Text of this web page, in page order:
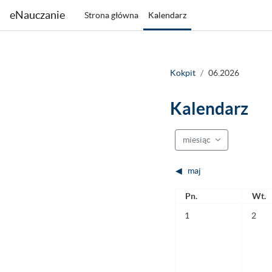
eNauczanie Strona główna Kalendarz
Kokpit 06.2026
Kalendarz
miesiąc
◀︎ maj
Poniedziałek
Pn. Wt.
Brak wydarzeń,
1 Brak
2